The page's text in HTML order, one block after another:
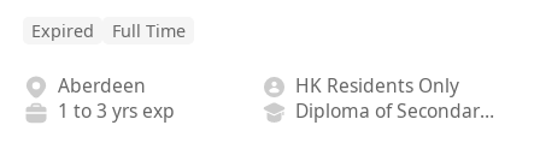
Expired Full Time
Aberdeen
HK Residents Only
1 to 3 yrs exp
Diploma of Secondary School